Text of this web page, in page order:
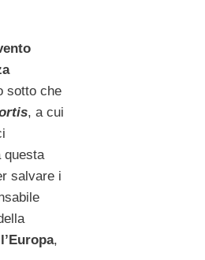
sotto che
, a cui
questa
salvare i
,